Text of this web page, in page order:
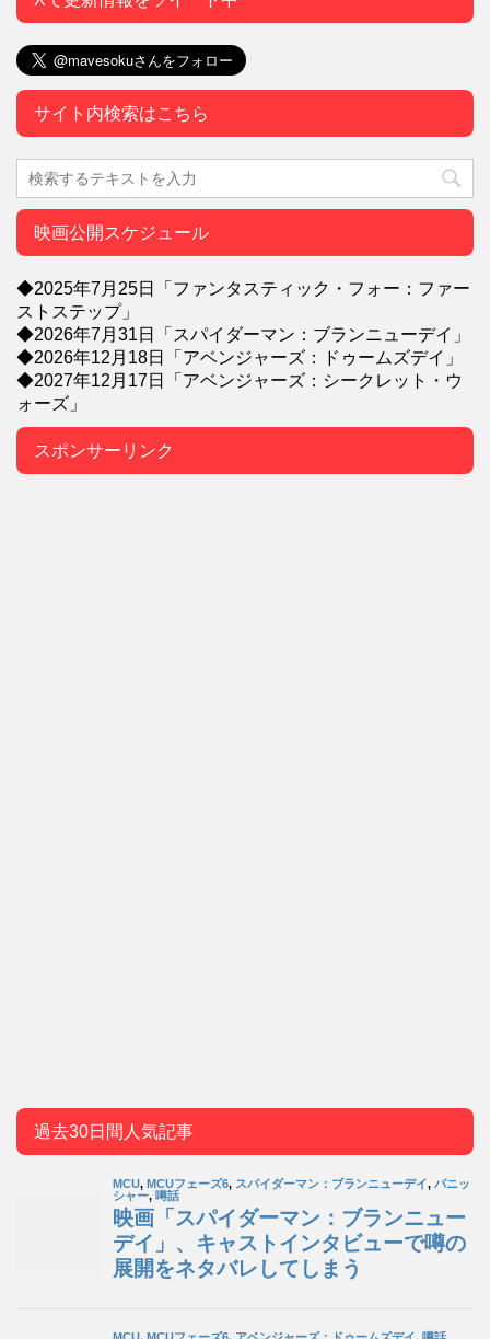
サイト内検索はこちら
映画公開スケジュール
◆2025年7月25日「ファンタスティック・フォー：ファー
ストステップ」
◆2026年7月31日「スパイダーマン：ブランニューデイ」
◆2026年12月18日「アベンジャーズ：ドゥームズデイ」
◆2027年12月17日「アベンジャーズ：シークレット・ウ
ォーズ」
スポンサーリンク
過去30日間人気記事